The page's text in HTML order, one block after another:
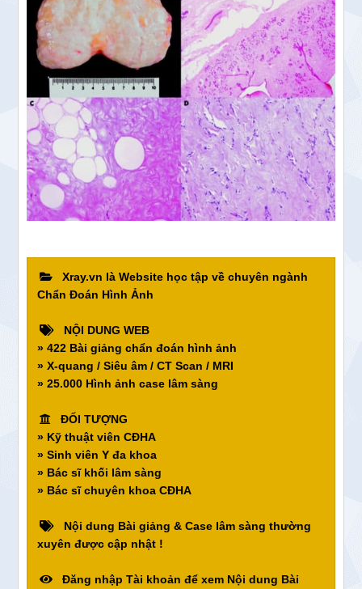
Xray.vn là Website học tập về chuyên ngành
Chẩn Đoán Hình Ảnh
NỘI DUNG WEB
» 422 Bài giảng chẩn đoán hình ảnh
» X-quang / Siêu âm / CT Scan / MRI
» 25.000 Hình ảnh case lâm sàng
ĐỐI TƯỢNG
» Kỹ thuật viên CĐHA
» Sinh viên Y đa khoa
» Bác sĩ khối lâm sàng
» Bác sĩ chuyên khoa CĐHA
Nội dung Bài giảng & Case lâm sàng thường
xuyên được cập nhật !
Đăng nhập Tài khoản để xem Nội dung Bài